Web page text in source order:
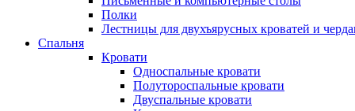
Полки
Лестницы для двухъярусных кроватей и
Спальня
Кровати
Односпальные кровати
Полутороспальные кровати
Двуспальные кровати